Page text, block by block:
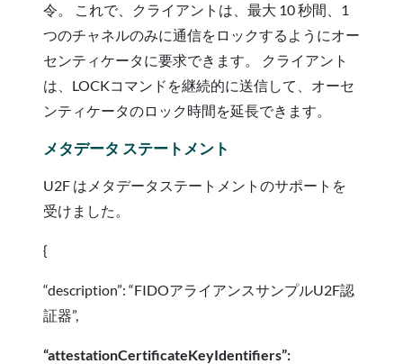
令。 これで、クライアントは、最大 10 秒間、1
つのチャネルのみに通信をロックするようにオー
センティケータに要求できます。 クライアント
は、LOCKコマンドを継続的に送信して、オーセ
ンティケータのロック時間を延長できます。
メタデータ ステートメント
U2F はメタデータステートメントのサポートを
受けました。
{
“description”: “FIDOアライアンスサンプルU2F認
証器”,
“attestationCertificateKeyIdentifiers”: